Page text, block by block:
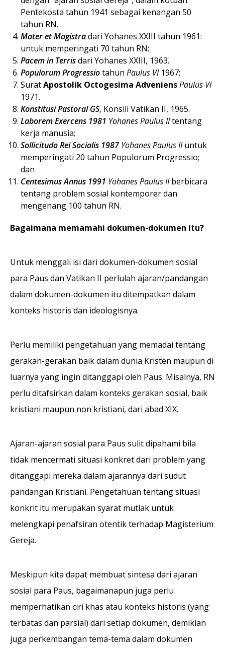
Pentekosta tahun 1941 sebagai kenangan 50
tahun RN.
Mater et Magistradari Yohanes XXIII tahun 1961:
untuk memperingati 70 tahun RN;
Pacem in Terrisdari Yohanes XXIII, 1963.
Populorum Progressiotahun Paulus VI1967;
SuratApostolik Octogesima AdveniensPaulus VI
1971.
Konstitusi Pastoral GS, Konsili Vatikan II, 1965.
Laborem Exercens 1981 Yohanes Paulus IItentang
kerja manusia;
Sollicitudo Rei Socialis 1987 Yohanes Paulus IIuntuk
memperingati 20 tahun Populorum Progressio;
dan
Centesimus Annus 1991 Yohanes Paulus IIberbicara
tentang problem sosial kontemporer dan
mengenang 100 tahun RN.
Bagaimana memamahi dokumen-dokumen itu?
Untuk menggali isi dari dokumen-dokumen sosial
para Paus dan Vatikan II perlulah ajaran/pandangan
dalam dokumen-dokumen itu ditempatkan dalam
konteks historis dan ideologisnya.
Perlu memiliki pengetahuan yang memadai tentang
gerakan-gerakan baik dalam dunia Kristen maupun di
luarnya yang ingin ditanggapi oleh Paus. Misalnya, RN
perlu ditafsirkan dalam konteks gerakan sosial, baik
kristiani maupun non kristiani, dari abad XIX.
Ajaran-ajaran sosial para Paus sulit dipahami bila
tidak mencermati situasi konkret dari problem yang
ditanggapi mereka dalam ajarannya dari sudut
pandangan Kristiani. Pengetahuan tentang situasi
konkrit itu merupakan syarat mutlak untuk
melengkapi penafsiran otentik terhadap Magisterium
Gereja.
Meskipun kita dapat membuat sintesa dari ajaran
sosial para Paus, bagaimanapun juga perlu
memperhatikan ciri khas atau konteks historis (yang
terbatas dan parsial) dari setiap dokumen, demikian
juga perkembangan tema-tema dalam dokumen